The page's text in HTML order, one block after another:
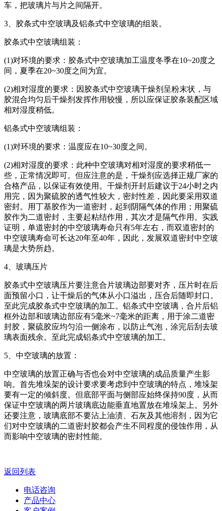
车，把玻璃片与片之间隔开。
3、胶条式中空玻璃及铝条式中空玻璃的组装。
胶条式中空玻璃组装：
(1)对环境的要求：胶条式中空玻璃加工温度冬季在10~20度之
间，夏季在20~30度之间为宜。
(2)相对湿度的要求：因胶条式中空玻璃干燥剂呈粉末状，与
胶混合均匀后干燥剂发挥作用较慢，所以应保证胶条装配区域
相对湿度稍低。
铝条式中空玻璃组装：
(1)对环境的要求：温度应在10~30度之间。
(2)相对湿度的要求：此种中空玻璃对相对湿度的要求稍低一
些，正常情况即可。但应注意的是，干燥剂应选择正规厂家的
合格产品，以保证有效使用。干燥剂开封后建议于24小时之内
用完，因为聚硫胶的透气性较大，密封性差，因此要采用双道
密封。用丁基胶作为一道密封，起到阴隔气体的作用；用聚硫
胶作为二道密封，主要起粘结作用，其次才是隔气作用。实践
证明，单道密封的中空玻璃寿命只有5年左右，而双道密封的
中空玻璃寿命可长达20年至40年，因此，发展双道密封中空玻
璃是大势所趋。
4、玻璃压片
胶条式中空玻璃压片要注意合片玻璃边部要对齐，压片时在后
面预留小口，让干燥后的气体从小口溢出，压合后随即封口。
至此完成胶条式中空玻璃的加工。铝条式中空玻璃，合片后铝
框外边部和玻璃边部应有5毫米~7毫米的距离，用于涂二道密
封胶，聚硫胶应均匀沿一侧涂布，以防止气泡，涂完后刮去玻
璃表面残余。至此完成铝条式中空玻璃的加工。
5、中空玻璃的放置：
中空玻璃的放置正确与否也会对中空玻璃的成品质量产生影
响。首先堆垛架的设计要求要考虑到中空玻璃的特点，堆垛架
要有一定的倾斜度。但底部平面与侧部应始终保持90度，从而
保证中空玻璃的两片玻璃底边能垂直地置放在堆垛架上。另外
还要注意，玻璃底部不要沾上油渍、石灰及其他溶剂，因为它
们对中空玻璃的二道密封胶都会产生不同程度的侵蚀作用，从
而影响中空玻璃的密封性能。
返回列表
电话咨询
产品中心